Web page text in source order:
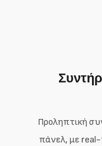
Προληπτική
πάνελ, με